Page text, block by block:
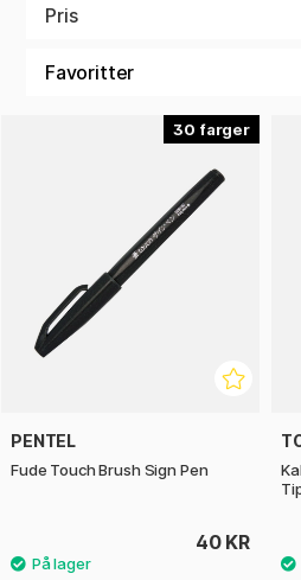
samme teknikk om du skriver med
Pris
30
PENTEL
Fude Touch Brush Sign Pen
40 KR